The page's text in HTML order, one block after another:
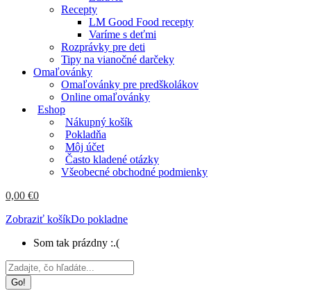
Recepty
LM Good Food recepty
Varíme s deťmi
Rozprávky pre deti
Tipy na vianočné darčeky
Omaľovánky
Omaľovánky pre predškolákov
Online omaľovánky
Eshop
Nákupný košík
Pokladňa
Môj účet
Často kladené otázky
Všeobecné obchodné podmienky
0,00 €0
Zobraziť košíkDo pokladne
Som tak prázdny :.(
Search: